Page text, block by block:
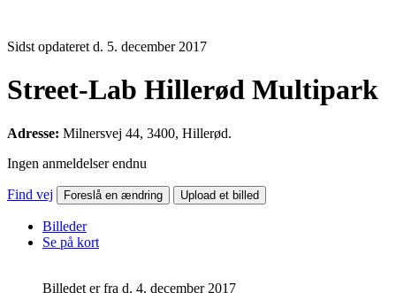
Sidst opdateret d. 5. december 2017
Street-Lab Hillerød Multipark
Adresse: Milnersvej 44, 3400, Hillerød.
Ingen anmeldelser endnu
Find vej Foreslå en ændring Upload et billed
Billeder
Se på kort
Billedet er fra d. 4. december 2017